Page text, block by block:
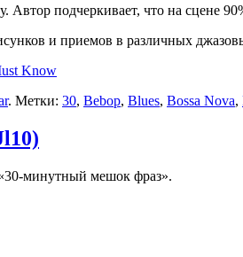
подчеркивает, что на сцене
и приемов в различных
Know
. Метки: 30, Bebop, Blues, Bossa Nova,
минутный мешок фраз».